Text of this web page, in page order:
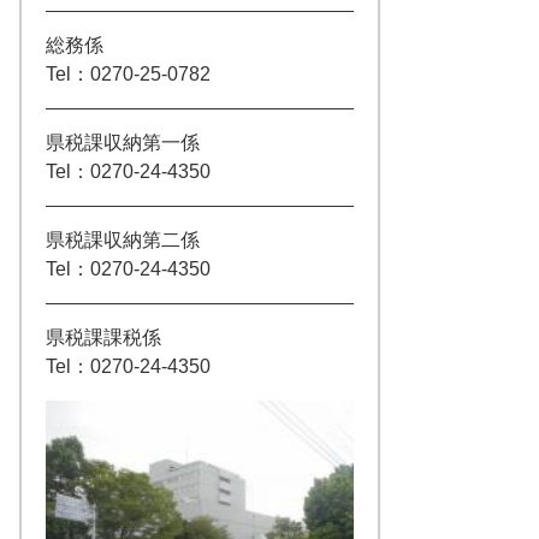
総務係
Tel：0270-25-0782
県税課収納第一係
Tel：0270-24-4350
県税課収納第二係
Tel：0270-24-4350
県税課課税係
Tel：0270-24-4350